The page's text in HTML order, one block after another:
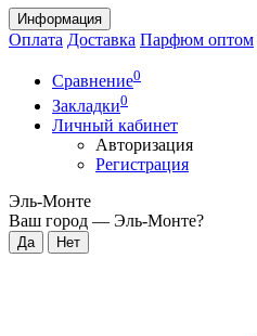
Информация
Оплата Доставка Парфюм оптом
Сравнение0
Закладки0
Личный кабинет
Авторизация
Регистрация
Эль-Монте
Ваш город — Эль-Монте?